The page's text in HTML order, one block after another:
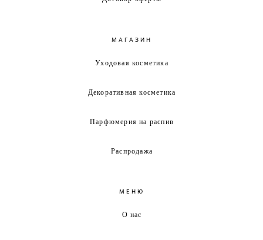
МАГАЗИН
Уходовая косметика
Декоративная косметика
Парфюмерия на распив
Распродажа
МЕНЮ
О нас